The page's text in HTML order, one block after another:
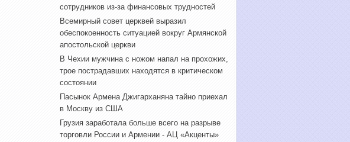
сотрудников из-за финансовых трудностей
Всемирный совет церквей выразил
обеспокоенность ситуацией вокруг Армянской
апостольской церкви
В Чехии мужчина с ножом напал на прохожих,
трое пострадавших находятся в критическом
состоянии
Пасынок Армена Джигарханяна тайно приехал
в Москву из США
Грузия заработала больше всего на разрыве
торговли России и Армении - АЦ «Акценты»